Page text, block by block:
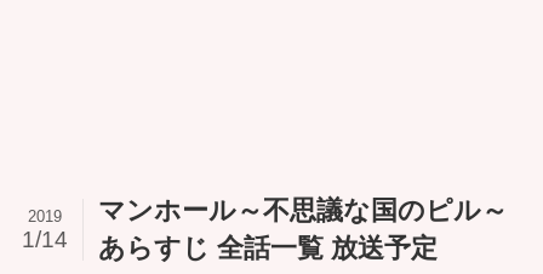
マンホール～不思議な国のピル～
あらすじ 全話一覧 放送予定
2019
1/14